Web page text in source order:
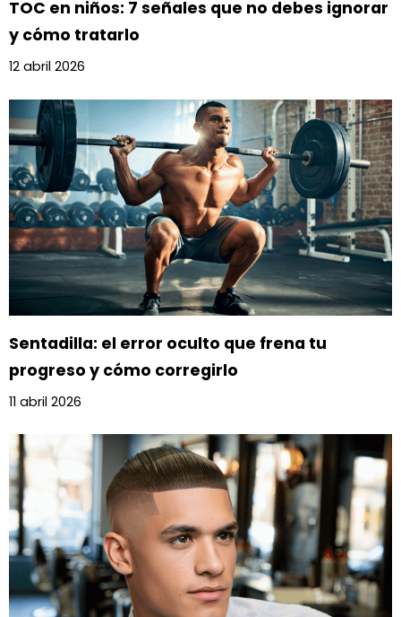
TOC en niños: 7 señales que no debes ignorar
y cómo tratarlo
12 abril 2026
Sentadilla: el error oculto que frena tu
progreso y cómo corregirlo
11 abril 2026